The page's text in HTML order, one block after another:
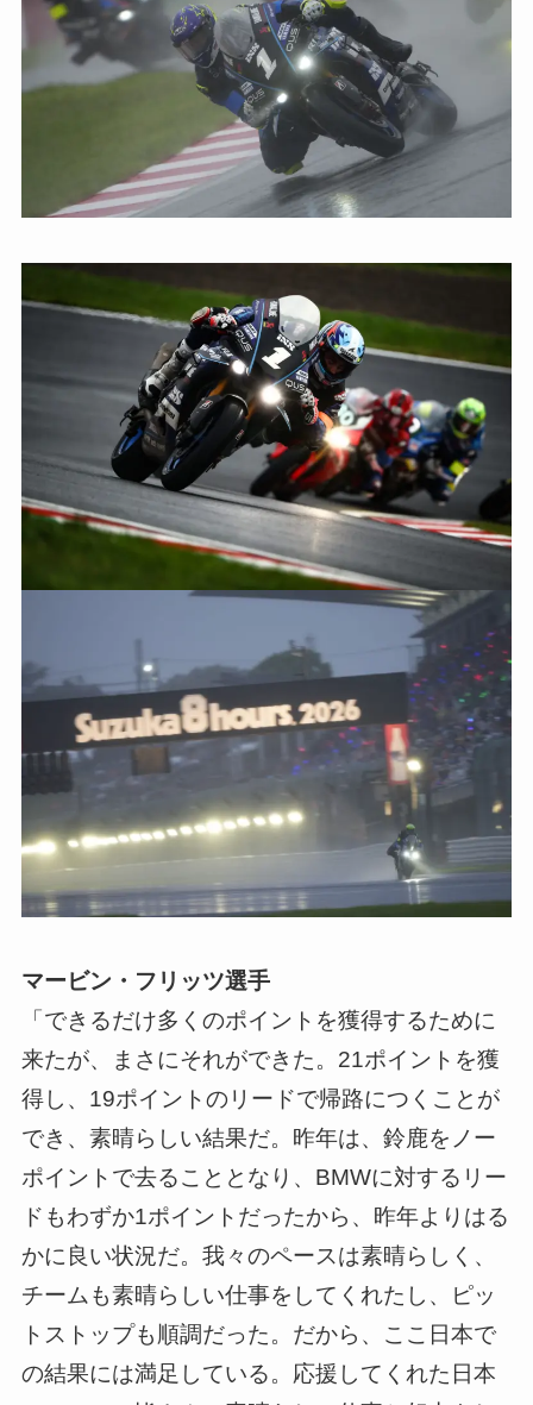
マービン・フリッツ選手
「できるだけ多くのポイントを獲得するために
来たが、まさにそれができた。21ポイントを獲
得し、19ポイントのリードで帰路につくことが
でき、素晴らしい結果だ。昨年は、鈴鹿をノー
ポイントで去ることとなり、BMWに対するリー
ドもわずか1ポイントだったから、昨年よりはる
かに良い状況だ。我々のペースは素晴らしく、
チームも素晴らしい仕事をしてくれたし、ピッ
トストップも順調だった。だから、ここ日本で
の結果には満足している。応援してくれた日本